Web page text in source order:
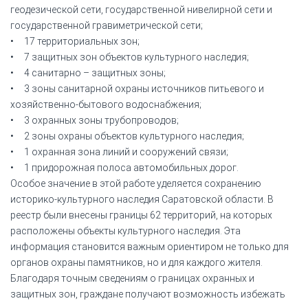
геодезической сети, государственной нивелирной сети и
государственной гравиметрической сети;
• 17 территориальных зон;
• 7 защитных зон объектов культурного наследия;
• 4 санитарно – защитных зоны;
• 3 зоны санитарной охраны источников питьевого и
хозяйственно-бытового водоснабжения;
• 3 охранных зоны трубопроводов;
• 2 зоны охраны объектов культурного наследия;
• 1 охранная зона линий и сооружений связи;
• 1 придорожная полоса автомобильных дорог.
Особое значение в этой работе уделяется сохранению
историко-культурного наследия Саратовской области. В
реестр были внесены границы 62 территорий, на которых
расположены объекты культурного наследия. Эта
информация становится важным ориентиром не только для
органов охраны памятников, но и для каждого жителя.
Благодаря точным сведениям о границах охранных и
защитных зон, граждане получают возможность избежать